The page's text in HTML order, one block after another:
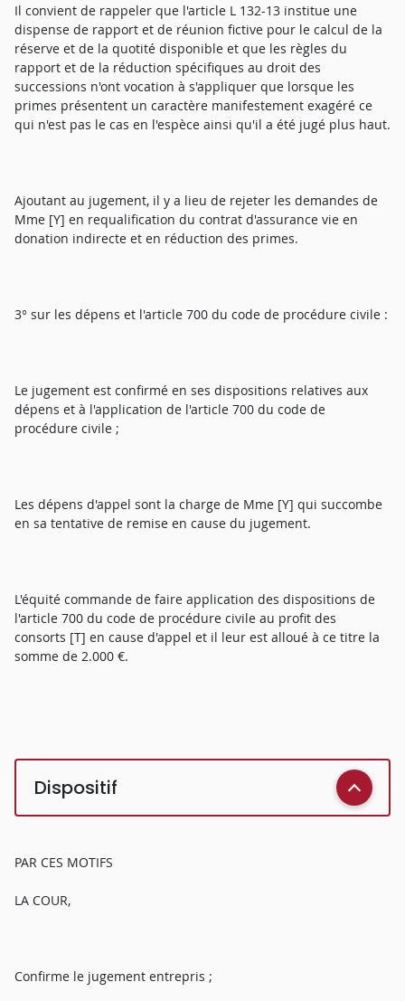
Il convient de rappeler que l'article L 132-13 institue une
dispense de rapport et de réunion fictive pour le calcul de la
réserve et de la quotité disponible et que les règles du
rapport et de la réduction spécifiques au droit des
successions n'ont vocation à s'appliquer que lorsque les
primes présentent un caractère manifestement exagéré ce
qui n'est pas le cas en l'espèce ainsi qu'il a été jugé plus haut.
Ajoutant au jugement, il y a lieu de rejeter les demandes de
Mme [Y] en requalification du contrat d'assurance vie en
donation indirecte et en réduction des primes.
3° sur les dépens et l'article 700 du code de procédure civile :
Le jugement est confirmé en ses dispositions relatives aux
dépens et à l'application de l'article 700 du code de
procédure civile ;
Les dépens d'appel sont la charge de Mme [Y] qui succombe
en sa tentative de remise en cause du jugement.
L'équité commande de faire application des dispositions de
l'article 700 du code de procédure civile au profit des
consorts [T] en cause d'appel et il leur est alloué à ce titre la
somme de 2.000 €.
Dispositif
PAR CES MOTIFS
LA COUR,
Confirme le jugement entrepris ;